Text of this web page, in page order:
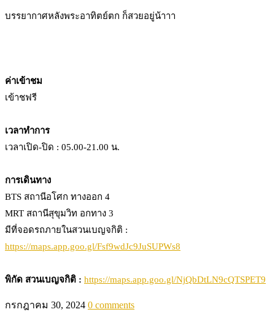
บรรยากาศหลังพระอาทิตย์ตก ก็สวยอยู่น้าาา
ค่าเข้าชม
เข้าชฟรี
เวลาทำการ
เวลาเปิด-ปิด : 05.00-21.00 น.
การเดินทาง
BTS สถานีอโศก ทางออก 4
MRT สถานีสุขุมวิท อกทาง 3
มีที่จอดรถภายในสวนเบญจกิติ :
https://maps.app.goo.gl/Fsf9wdJc9JuSUPWs8
พิกัด สวนเบญจกิติ : https://maps.app.goo.gl/NjQbDtLN9cQTSPET9
กรกฎาคม 30, 2024 0 comments